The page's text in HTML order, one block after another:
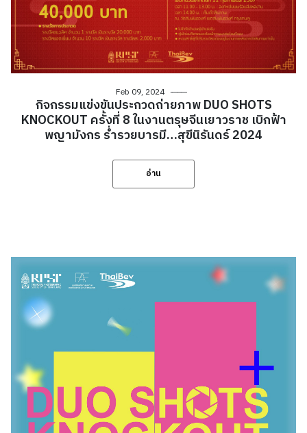
Feb 09, 2024
กิจกรรมแข่งขันประกวดถ่ายภาพ DUO SHOTS
KNOCKOUT ครั้งที่ 8 ในงานตรุษจีนเยาวราช เบิกฟ้า
พญามังกร ร่ำรวยบารมี…สุขีนิรันดร์ 2024
อ่าน